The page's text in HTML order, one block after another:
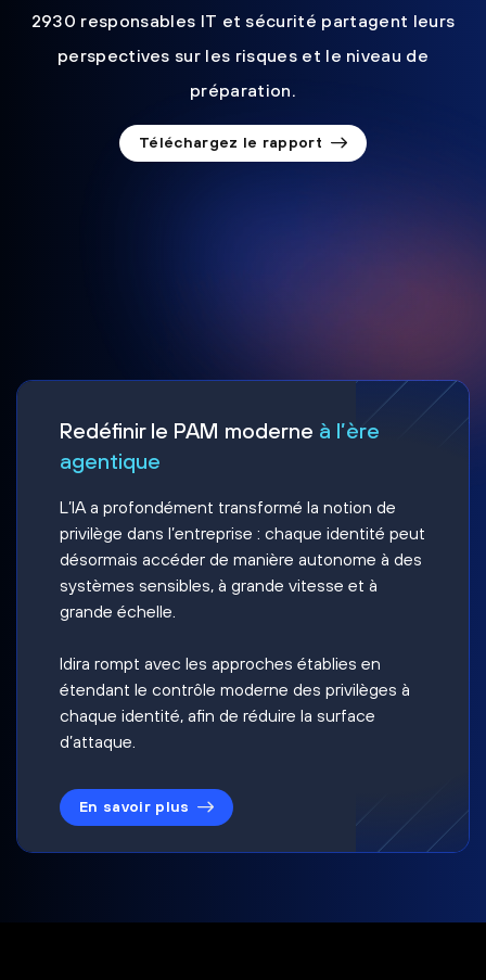
2930 responsables IT et sécurité partagent leurs
perspectives sur les risques et le niveau de
préparation.
Téléchargez le rapport
Redéfinir le PAM moderne à l’ère
agentique
L’IA a profondément transformé la notion de
privilège dans l’entreprise : chaque identité peut
désormais accéder de manière autonome à des
systèmes sensibles, à grande vitesse et à
grande échelle.
Idira rompt avec les approches établies en
étendant le contrôle moderne des privilèges à
chaque identité, afin de réduire la surface
d’attaque.
En savoir plus